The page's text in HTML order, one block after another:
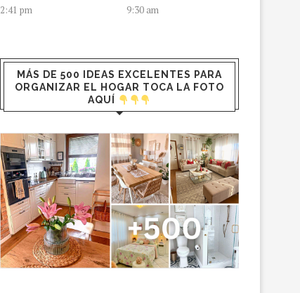
2:41 pm 9:30 am
MÁS DE 500 IDEAS EXCELENTES PARA
ORGANIZAR EL HOGAR TOCA LA FOTO
AQUÍ